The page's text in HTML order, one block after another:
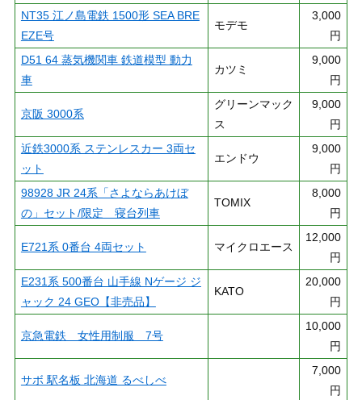
NT35 江ノ島電鉄 1500形 SEA BRE
EZE号
モデモ
3,000
円
D51 64 蒸気機関車 鉄道模型 動力
車
カツミ
9,000
円
京阪 3000系
グリーンマック
ス
9,000
円
近鉄3000系 ステンレスカー 3両セ
ット
エンドウ
9,000
円
98928 JR 24系「さよならあけぼ
の」セット/限定 寝台列車
TOMIX
8,000
円
E721系 0番台 4両セット マイクロエース
12,000
円
E231系 500番台 山手線 Nゲージ ジ
ャック 24 GEO【非売品】
KATO
20,000
円
京急電鉄 女性用制服 7号
10,000
円
サボ 駅名板 北海道 るべしべ
7,000
円